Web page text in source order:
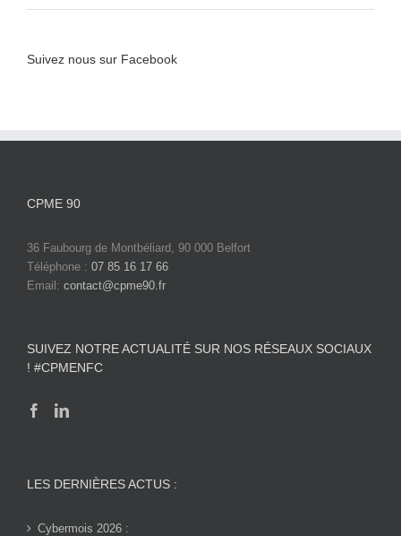
Suivez nous sur Facebook
CPME 90
36 Faubourg de Montbéliard, 90 000 Belfort
Téléphone : 07 85 16 17 66
Email: contact@cpme90.fr
SUIVEZ NOTRE ACTUALITÉ SUR NOS RÉSEAUX SOCIAUX
! #CPMENFC
LES DERNIÈRES ACTUS :
Cybermois 2026 :